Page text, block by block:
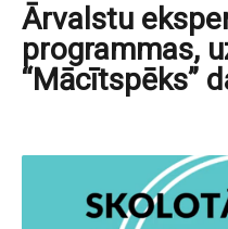
Ārvalstu
programmas,
“Mācītspēks”